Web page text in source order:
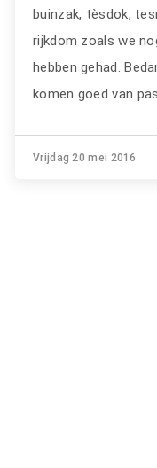
buinzak, tèsdok,
rijkdom zoals we
hebben gehad.
komen goed van
Vrijdag 20 mei 2016